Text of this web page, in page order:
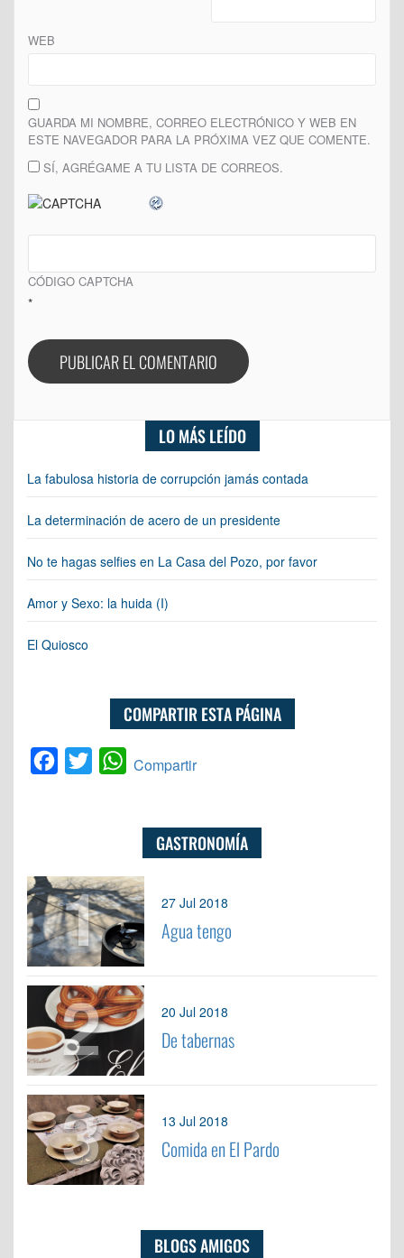
WEB
GUARDA MI NOMBRE, CORREO ELECTRÓNICO Y WEB EN
ESTE NAVEGADOR PARA LA PRÓXIMA VEZ QUE COMENTE.
SÍ, AGRÉGAME A TU LISTA DE CORREOS.
CÓDIGO CAPTCHA
*
LO MÁS LEÍDO
La fabulosa historia de corrupción jamás contada
La determinación de acero de un presidente
No te hagas selfies en La Casa del Pozo, por favor
Amor y Sexo: la huida (I)
El Quiosco
COMPARTIR ESTA PÁGINA
Facebook
Twitter WhatsApp
Compartir
GASTRONOMÍA
1 27 Jul 2018
Agua tengo
2 20 Jul 2018
De tabernas
3 13 Jul 2018
Comida en El Pardo
BLOGS AMIGOS